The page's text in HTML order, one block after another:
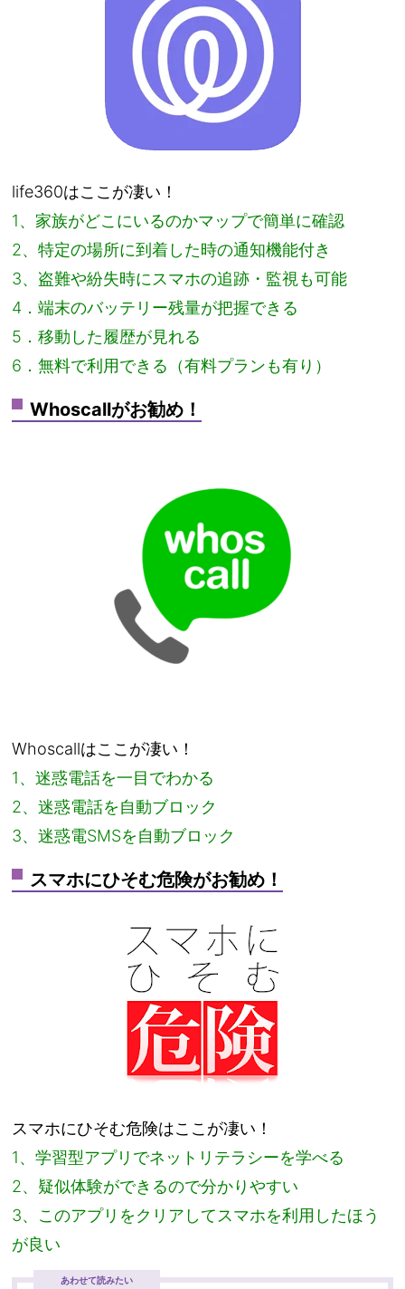
life360はここが凄い！
1、家族がどこにいるのかマップで簡単に確認
2、特定の場所に到着した時の通知機能付き
3、盗難や紛失時にスマホの追跡・監視も可能
4．端末のバッテリー残量が把握できる
5．移動した履歴が見れる
6．無料で利用できる（有料プランも有り）
Whoscallがお勧め！
Whoscallはここが凄い！
1、迷惑電話を一目でわかる
2、迷惑電話を自動ブロック
3、迷惑電SMSを自動ブロック
スマホにひそむ危険がお勧め！
スマホにひそむ危険はここが凄い！
1、学習型アプリでネットリテラシーを学べる
2、疑似体験ができるので分かりやすい
3、このアプリをクリアしてスマホを利用したほう
が良い
あわせて読みたい